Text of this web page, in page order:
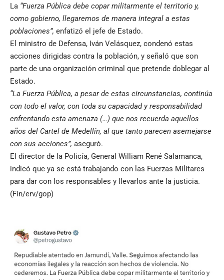
La “Fuerza Pública debe copar militarmente el territorio y,
como gobierno, llegaremos de manera integral a estas
poblaciones”, enfatizó el jefe de Estado.
El ministro de Defensa, Iván Velásquez, condenó estas
acciones dirigidas contra la población, y señaló que son
parte de una organización criminal que pretende doblegar al
Estado.
“La Fuerza Pública, a pesar de estas circunstancias, continúa
con todo el valor, con toda su capacidad y responsabilidad
enfrentando esta amenaza (…) que nos recuerda aquellos
años del Cartel de Medellín, al que tanto parecen asemejarse
con sus acciones”, aseguró.
El director de la Policía, General William René Salamanca,
indicó que ya se está trabajando con las Fuerzas Militares
para dar con los responsables y llevarlos ante la justicia.
(Fin/erv/gop)